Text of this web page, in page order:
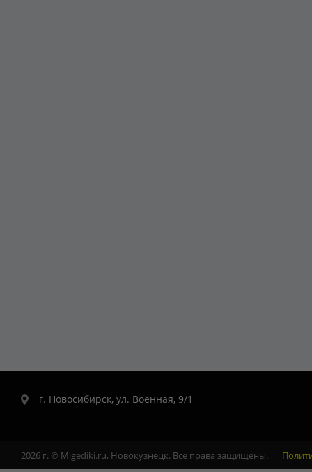
г. Новосибирск, ул. Военная, 9/1
2026 г. © Migediki.ru, Новокузнецк. Все права защищены.